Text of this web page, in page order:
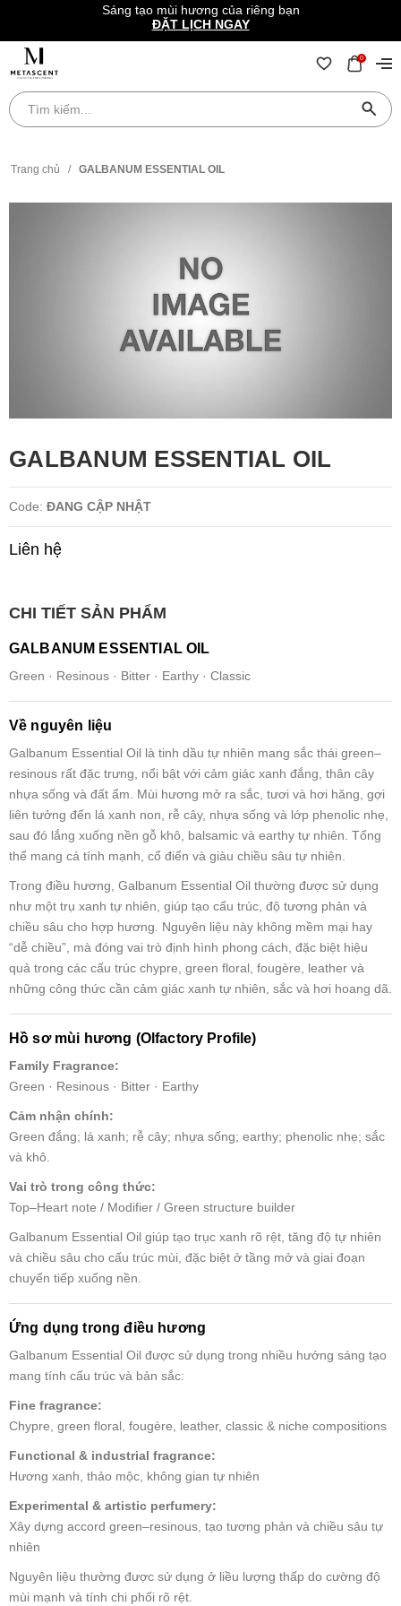
Sáng tạo mùi hương của riêng bạn
ĐẶT LỊCH NGAY
0
Trang chủ / GALBANUM ESSENTIAL OIL
GALBANUM ESSENTIAL OIL
Code: ĐANG CẬP NHẬT
Liên hệ
CHI TIẾT SẢN PHẨM
GALBANUM ESSENTIAL OIL
Green · Resinous · Bitter · Earthy · Classic
Về nguyên liệu
Galbanum Essential Oil là tinh dầu tự nhiên mang sắc thái green–
resinous rất đặc trưng, nổi bật với cảm giác xanh đắng, thân cây
nhựa sống và đất ẩm. Mùi hương mở ra sắc, tươi và hơi hăng, gợi
liên tưởng đến lá xanh non, rễ cây, nhựa sống và lớp phenolic nhẹ,
sau đó lắng xuống nền gỗ khô, balsamic và earthy tự nhiên. Tổng
thể mang cá tính mạnh, cổ điển và giàu chiều sâu tự nhiên.
Trong điều hương, Galbanum Essential Oil thường được sử dụng
như một trụ xanh tự nhiên, giúp tạo cấu trúc, độ tương phản và
chiều sâu cho hợp hương. Nguyên liệu này không mềm mại hay
“dễ chiều”, mà đóng vai trò định hình phong cách, đặc biệt hiệu
quả trong các cấu trúc chypre, green floral, fougère, leather và
những công thức cần cảm giác xanh tự nhiên, sắc và hơi hoang dã.
Hồ sơ mùi hương (Olfactory Profile)
Family Fragrance:
Green · Resinous · Bitter · Earthy
Cảm nhận chính:
Green đắng; lá xanh; rễ cây; nhựa sống; earthy; phenolic nhẹ; sắc
và khô.
Vai trò trong công thức:
Top–Heart note / Modifier / Green structure builder
Galbanum Essential Oil giúp tạo trục xanh rõ rệt, tăng độ tự nhiên
và chiều sâu cho cấu trúc mùi, đặc biệt ở tầng mở và giai đoạn
chuyển tiếp xuống nền.
Ứng dụng trong điều hương
Galbanum Essential Oil được sử dụng trong nhiều hướng sáng tạo
mang tính cấu trúc và bản sắc:
Fine fragrance:
Chypre, green floral, fougère, leather, classic & niche compositions
Functional & industrial fragrance:
Hương xanh, thảo mộc, không gian tự nhiên
Experimental & artistic perfumery:
Xây dựng accord green–resinous, tạo tương phản và chiều sâu tự
nhiên
Nguyên liệu thường được sử dụng ở liều lượng thấp do cường độ
mùi mạnh và tính chi phối rõ rệt.